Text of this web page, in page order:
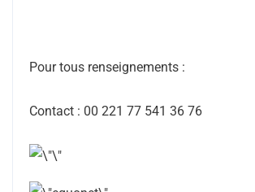
Pour tous renseignements :
Contact : 00 221 77 541 36 76